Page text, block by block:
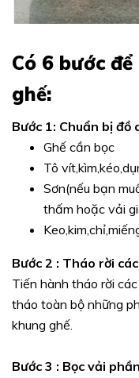
Có 6 bước
ghế:
Bước 1: Chuẩn bị đồ
Ghế cần bọc
Tô
Sơn(nếu bạn
thấm hoặc vải
Bước 2 : Tháo rời
Tiến hành tháo rời
tháo toàn bộ những
khung ghế.
Bước 3 : Bọc vải